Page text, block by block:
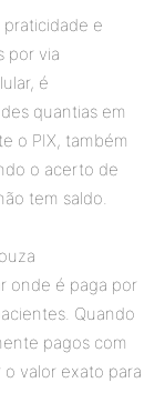
e
por via
é
quantias em
o PIX, também
o acerto de
tem saldo.
onde é paga por
Quando
pagos com
valor exato para